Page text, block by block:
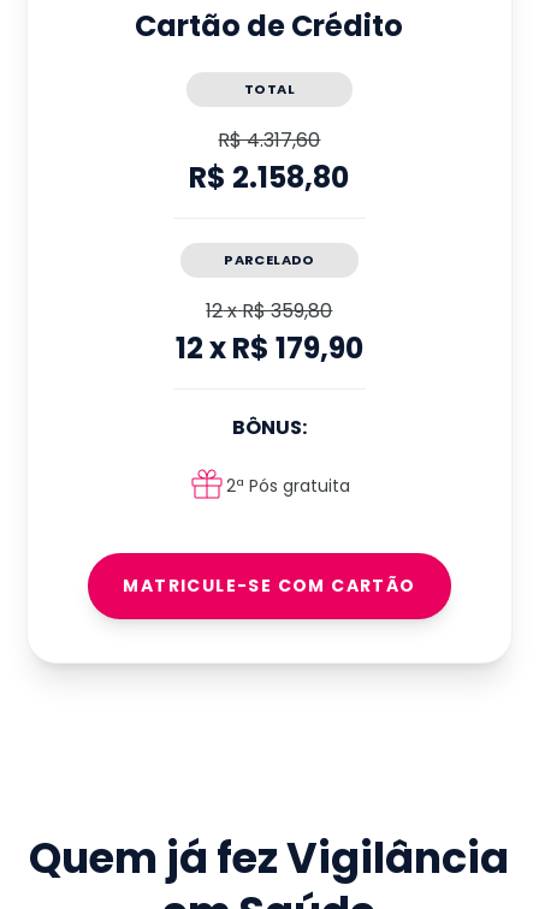
Cartão de Crédito
TOTAL
R$ 4.317,60
R$ 2.158,80
PARCELADO
12xR$ 359,80
12xR$ 179,90
BÔNUS:
2ª Pós gratuita
MATRICULE-SE COM CARTÃO
Quem já fezVigilância